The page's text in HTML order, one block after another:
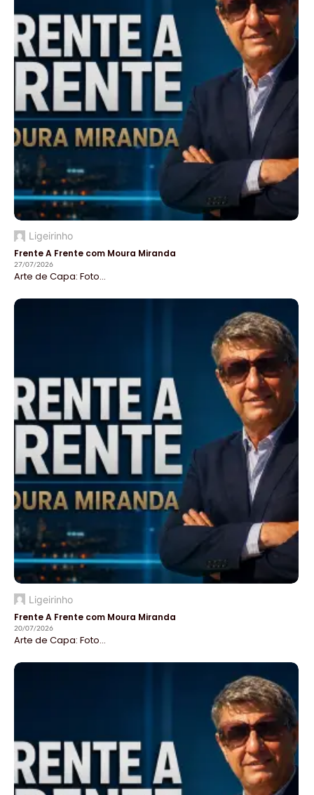
Ligeirinho
Frente A Frente com Moura Miranda
27/07/2026
Arte de Capa: Foto...
Ligeirinho
Frente A Frente com Moura Miranda
20/07/2026
Arte de Capa: Foto...